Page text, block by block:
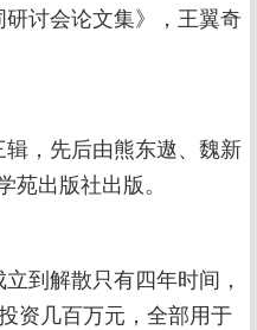
讨会论文集》，王翼奇
，先后由熊东遨、魏新
出版社出版。
到解散只有四年时间，
资几百万元，全部用于